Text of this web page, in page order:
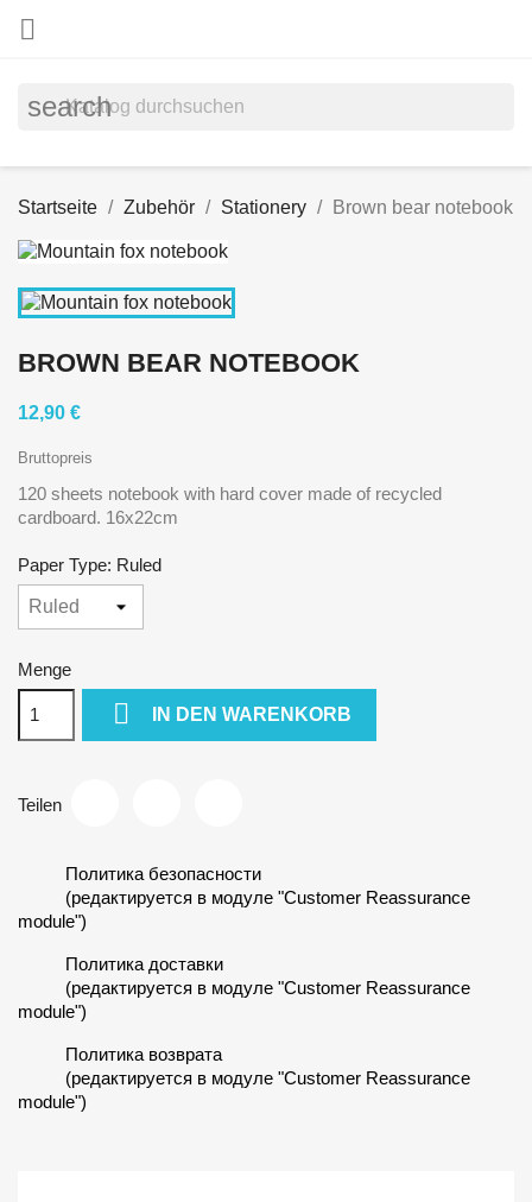

search
Startseite Zubehör Stationery Brown bear notebook
BROWN BEAR NOTEBOOK
12,90 €
Bruttopreis
120 sheets notebook with hard cover made of recycled
cardboard. 16x22cm
Paper Type: Ruled
Menge
 IN DEN WARENKORB
Teilen
Политика безопасности
(редактируется в модуле "Customer Reassurance
module")
Политика доставки
(редактируется в модуле "Customer Reassurance
module")
Политика возврата
(редактируется в модуле "Customer Reassurance
module")